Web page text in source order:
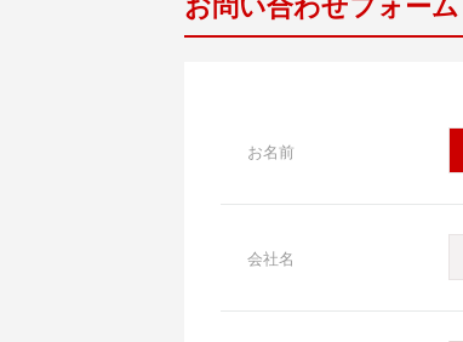
お問い合わせフォーム
お名前
会社名